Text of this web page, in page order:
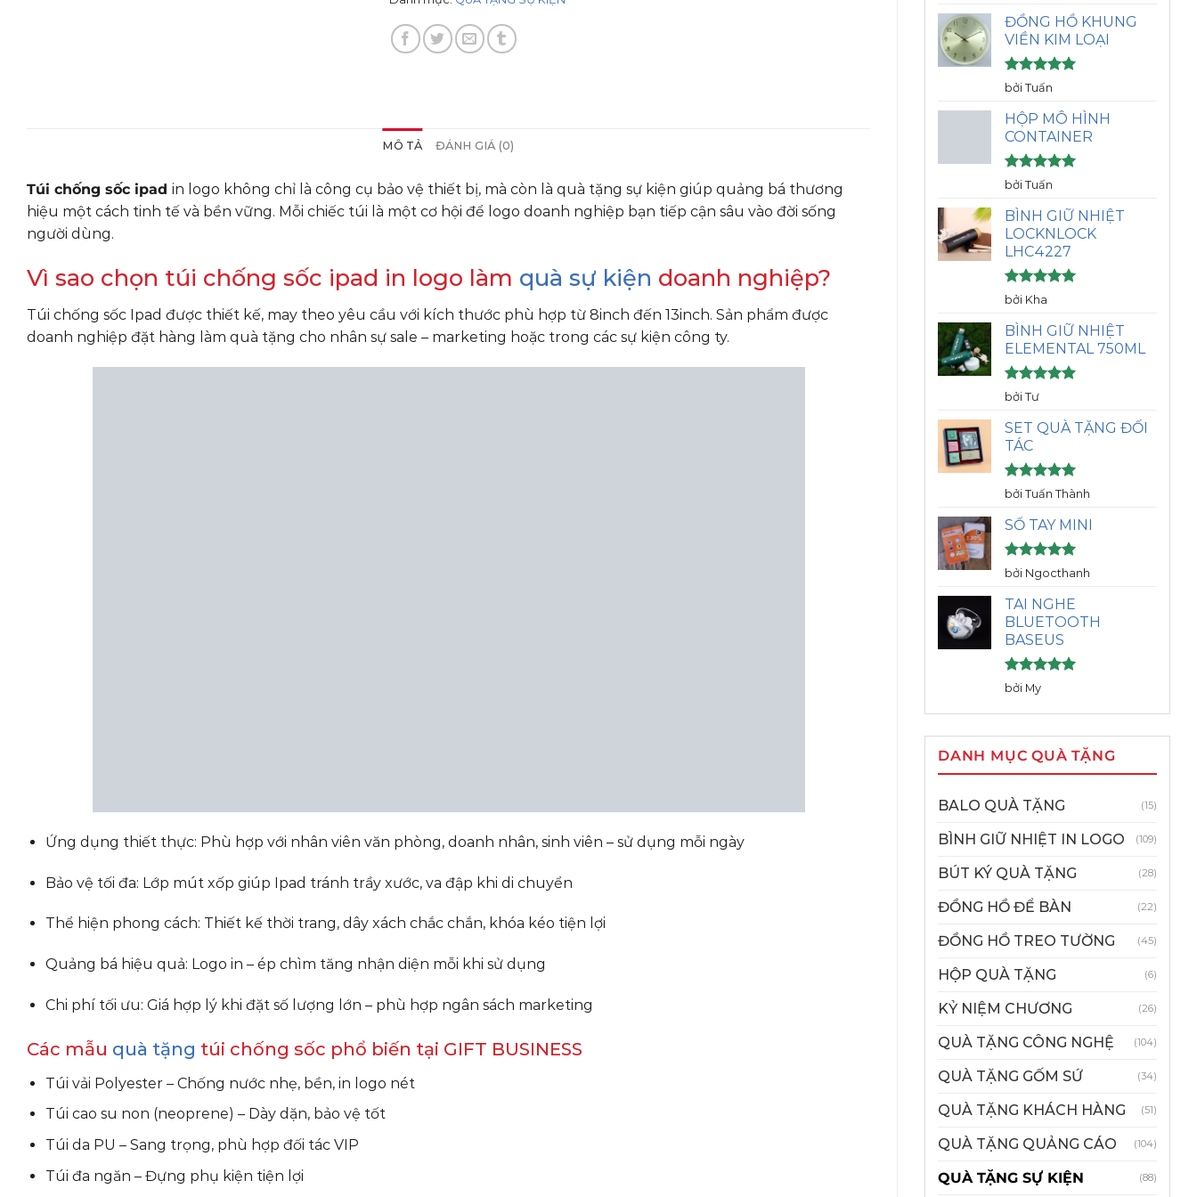
sao
ĐỒNG HỒ KHUNG
VIỀN KIM LOẠI
Được xếp
sao
bởi Tuấn
HỘP MÔ HÌNH
CONTAINER
Được xếp
sao
bởi Tuấn
BÌNH GIỮ NHIỆT
LOCKNLOCK
LHC4227
Được xếp
sao
bởi Kha
BÌNH GIỮ NHIỆT
ELEMENTAL 750ML
Được xếp
sao
bởi Tư
SET QUÀ TẶNG ĐỐI
TÁC
Được xếp
sao
bởi Tuấn Thành
SỔ TAY MINI
Được xếp
hạng5
sao
bởi Ngocthanh
TAI NGHE
BLUETOOTH
BASEUS
Được xếp
hạng
sao
bởi My
DANH MỤC QUÀ TẶNG
BALO QUÀ TẶNG (15)
BÌNH GIỮ NHIỆT IN LOGO (109)
BÚT KÝ QUÀ TẶNG (28)
ĐỒNG HỒ ĐỂ BÀN (22)
ĐỒNG HỒ TREO TƯỜNG (45)
HỘP QUÀ TẶNG (6)
KỶ NIỆM CHƯƠNG (26)
QUÀ TẶNG CÔNG NGHỆ (104)
QUÀ TẶNG GỐM SỨ (34)
QUÀ TẶNG KHÁCH HÀNG (51)
QUÀ TẶNG QUẢNG CÁO (104)
QUÀ TẶNG SỰ KIỆN (88)
MÔ TẢ ĐÁNH GIÁ (0)
Túi chống sốc ipad in logo không chỉ là công cụ bảo vệ thiết bị, mà còn là quà tặng sự kiện giúp quảng bá thương
hiệu một cách tinh tế và bền vững. Mỗi chiếc túi là một cơ hội để logo doanh nghiệp bạn tiếp cận sâu vào đời sống
người dùng.
Vì sao chọn túi chống sốc ipad in logo làm quà sự kiện doanh nghiệp?
Túi chống sốc Ipad được thiết kế, may theo yêu cầu với kích thước phù hợp từ 8inch đến 13inch. Sản phẩm được
doanh nghiệp đặt hàng làm quà tặng cho nhân sự sale – marketing hoặc trong các sự kiện công ty.
Ứng dụng thiết thực: Phù hợp với nhân viên văn phòng, doanh nhân, sinh viên – sử dụng mỗi ngày
Bảo vệ tối đa: Lớp mút xốp giúp Ipad tránh trầy xước, va đập khi di chuyển
Thể hiện phong cách: Thiết kế thời trang, dây xách chắc chắn, khóa kéo tiện lợi
Quảng bá hiệu quả: Logo in – ép chìm tăng nhận diện mỗi khi sử dụng
Chi phí tối ưu: Giá hợp lý khi đặt số lượng lớn – phù hợp ngân sách marketing
Các mẫu quà tặng túi chống sốc phổ biến tại GIFT BUSINESS
Túi vải Polyester – Chống nước nhẹ, bền, in logo nét
Túi cao su non (neoprene) – Dày dặn, bảo vệ tốt
Túi da PU – Sang trọng, phù hợp đối tác VIP
Túi đa ngăn – Đựng phụ kiện tiện lợi